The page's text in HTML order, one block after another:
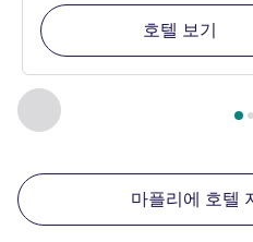
이전 - 주변에 있는 다른 시
2/ 페이지 , 주변에 있는 다른
호텔 보기
마플리에 호텔